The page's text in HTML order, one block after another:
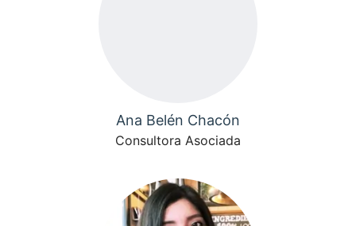
Ana Belén Chacón
Consultora Asociada